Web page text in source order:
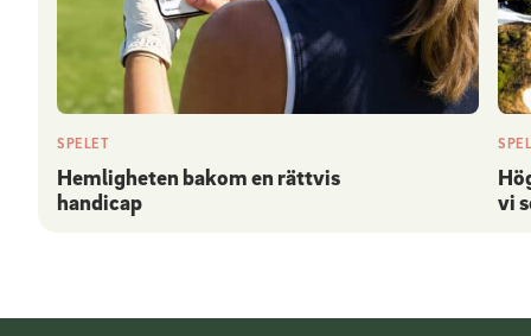
SPELET
Hemligheten bakom en rättvis
handicap
vi